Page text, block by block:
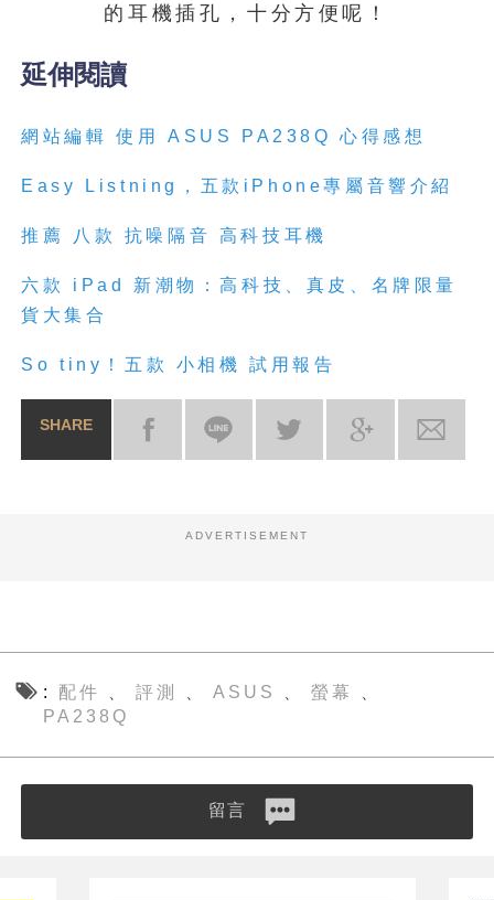
的耳機插孔，十分方便呢！
延伸閱讀
網站編輯 使用 ASUS PA238Q 心得感想
Easy Listning，五款iPhone專屬音響介紹
推薦 八款 抗噪隔音 高科技耳機
六款 iPad 新潮物：高科技、真皮、名牌限量
貨大集合
So tiny！五款 小相機 試用報告
SHARE
ADVERTISEMENT
配件 、評測 ASUS 螢幕
PA238Q
留言